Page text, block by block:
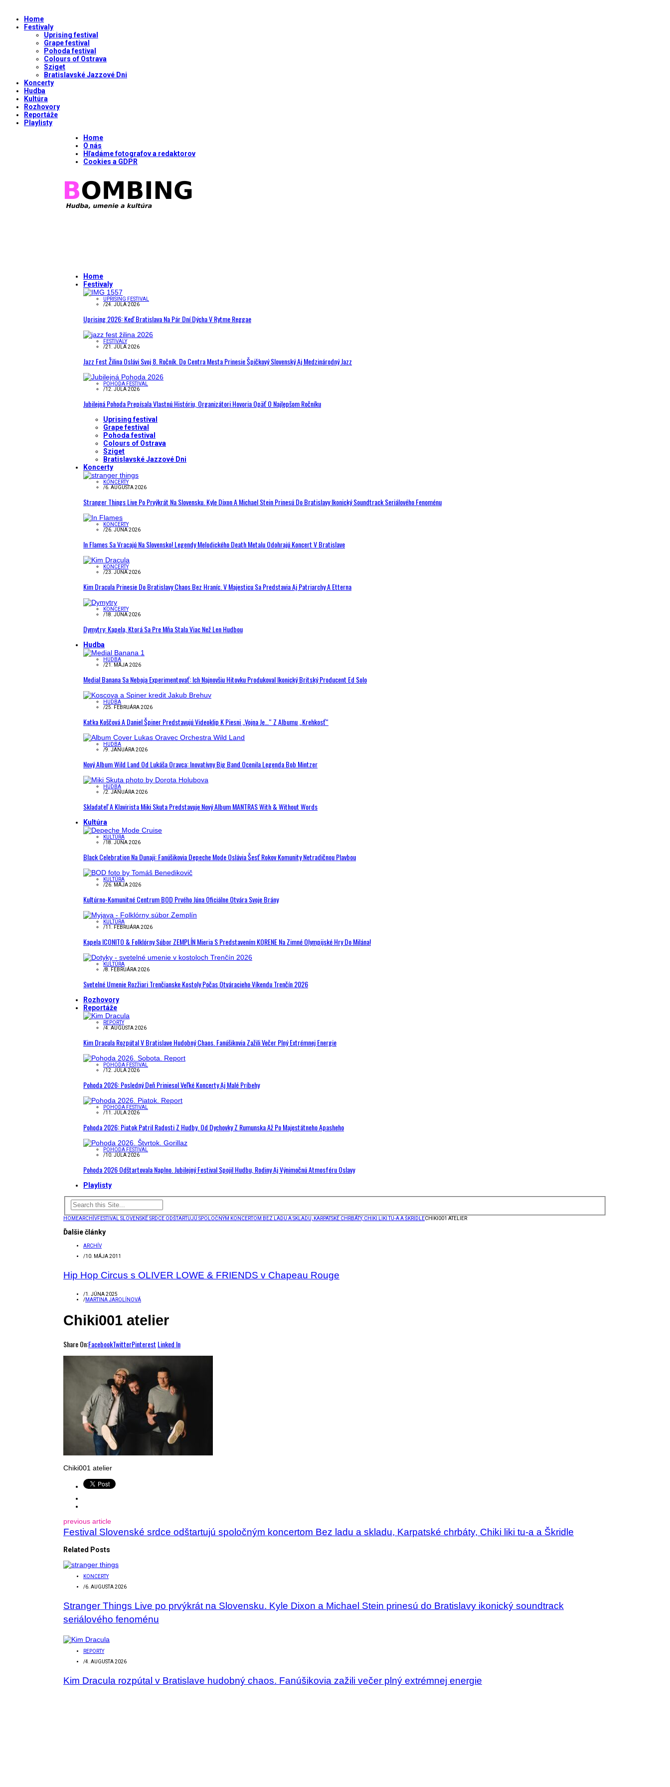
Home
Festivaly
Uprising festival
Grape festival
Pohoda festival
Colours of Ostrava
Sziget
Bratislavské Jazzové Dni
Koncerty
Hudba
Kultúra
Rozhovory
Reportáže
Playlisty
Home
O nás
Hľadáme fotografov a redaktorov
Cookies a GDPR
Home
Festivaly
UPRISING FESTIVAL
/24. JÚLA 2026
Uprising 2026: Keď Bratislava Na Pár Dní Dýcha V Rytme Reggae
FESTIVALY
/21. JÚLA 2026
Jazz Fest Žilina Oslávi Svoj 8. Ročník. Do Centra Mesta Prinesie Špičkový Slovenský Aj Medzinárodný Jazz
POHODA FESTIVAL
/12. JÚLA 2026
Jubilejná Pohoda Prepísala Vlastnú Históriu, Organizátori Hovoria Opäť O Najlepšom Ročníku
Uprising festival
Grape festival
Pohoda festival
Colours of Ostrava
Sziget
Bratislavské Jazzové Dni
Koncerty
KONCERTY
/6. AUGUSTA 2026
Stranger Things Live Po Prvýkrát Na Slovensku. Kyle Dixon A Michael Stein Prinesú Do Bratislavy Ikonický Soundtrack Seriálového Fenoménu
KONCERTY
/26. JÚNA 2026
In Flames Sa Vracajú Na Slovensko! Legendy Melodického Death Metalu Odohrajú Koncert V Bratislave
KONCERTY
/23. JÚNA 2026
Kim Dracula Prinesie Do Bratislavy Chaos Bez Hraníc. V Majesticu Sa Predstavia Aj Patriarchy A Etterna
KONCERTY
/18. JÚNA 2026
Dymytry: Kapela, Ktorá Sa Pre Mňa Stala Viac Než Len Hudbou
Hudba
HUDBA
/21. MÁJA 2026
Medial Banana Sa Neboja Experimentovať: Ich Najnovšiu Hitovku Produkoval Ikonický Britský Producent Ed Solo
HUDBA
/25. FEBRUÁRA 2026
Katka Koščová A Daniel Špiner Predstavujú Videoklip K Piesni „Vojna Je…“ Z Albumu „Krehkosť“
HUDBA
/9. JANUÁRA 2026
Nový Album Wild Land Od Lukáša Oravca: Inovatívny Big Band Ocenila Legenda Bob Mintzer
HUDBA
/2. JANUÁRA 2026
Skladateľ A Klavirista Miki Skuta Predstavuje Nový Album MANTRAS With & Without Words
Kultúra
KULTÚRA
/18. JÚNA 2026
Black Celebration Na Dunaji: Fanúšikovia Depeche Mode Oslávia Šesť Rokov Komunity Netradičnou Plavbou
KULTÚRA
/26. MÁJA 2026
Kultúrno-Komunitné Centrum BOD Prvého Júna Oficiálne Otvára Svoje Brány
KULTÚRA
/11. FEBRUÁRA 2026
Kapela ICONITO & Folklórny Súbor ZEMPLÍN Mieria S Predstavením KORENE Na Zimné Olympijské Hry Do Milána!
KULTÚRA
/8. FEBRUÁRA 2026
Svetelné Umenie Rozžiari Trenčianske Kostoly Počas Otváracieho Víkendu Trenčín 2026
Rozhovory
Reportáže
REPORTY
/4. AUGUSTA 2026
Kim Dracula Rozpútal V Bratislave Hudobný Chaos. Fanúšikovia Zažili Večer Plný Extrémnej Energie
POHODA FESTIVAL
/12. JÚLA 2026
Pohoda 2026: Posledný Deň Priniesol Veľké Koncerty Aj Malé Príbehy
POHODA FESTIVAL
/11. JÚLA 2026
Pohoda 2026: Piatok Patril Radosti Z Hudby. Od Dychovky Z Rumunska Až Po Majestátneho Apasheho
POHODA FESTIVAL
/10. JÚLA 2026
Pohoda 2026 Odštartovala Naplno. Jubilejný Festival Spojil Hudbu, Rodiny Aj Výnimočnú Atmosféru Oslavy
Playlisty
HOMEARCHÍVFESTIVAL SLOVENSKÉ SRDCE ODŠTARTUJÚ SPOLOČNÝM KONCERTOM BEZ LADU A SKLADU, KARPATSKÉ CHRBÁTY, CHIKI LIKI TU-A A ŠKRIDLECHIKI001 ATELIER
Ďalšie články
ARCHÍV
/10. MÁJA 2011
Hip Hop Circus s OLIVER LOWE & FRIENDS v Chapeau Rouge
/1. JÚNA 2025
/MARTINA JAROLÍNOVÁ
Chiki001 atelier
Share On:FacebookTwitterPinterest Linked In
Chiki001 atelier
previous article
Festival Slovenské srdce odštartujú spoločným koncertom Bez ladu a skladu, Karpatské chrbáty, Chiki liki tu-a a Škridle
Related Posts
KONCERTY
/6. AUGUSTA 2026
Stranger Things Live po prvýkrát na Slovensku. Kyle Dixon a Michael Stein prinesú do Bratislavy ikonický soundtrack
seriálového fenoménu
REPORTY
/4. AUGUSTA 2026
Kim Dracula rozpútal v Bratislave hudobný chaos. Fanúšikovia zažili večer plný extrémnej energie